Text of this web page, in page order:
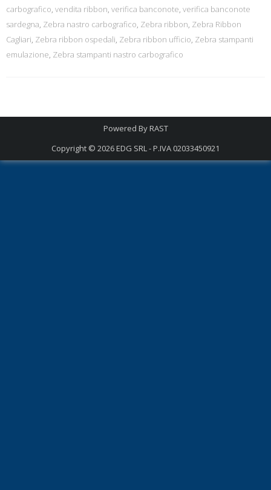
carbografico, vendita ribbon, verifica banconote, verifica banconote
sardegna, Zebra nastro carbografico, Zebra ribbon, Zebra Ribbon
Cagliari, Zebra ribbon ospedali, Zebra ribbon ufficio, Zebra stampanti
emulazione, Zebra stampanti nastro carbografico
Powered ByRAST
Copyright © 2026EDG SRL - P.IVA 02033450921